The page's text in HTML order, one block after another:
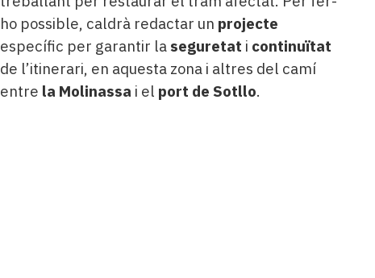
ho possible, caldrà redactar un projecte
específic per garantir la seguretat i continuïtat
de l’itinerari, en aquesta zona i altres del camí
entre la Molinassa i el port de Sotllo.